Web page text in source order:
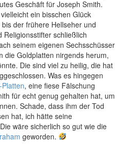
Geschäft für Joseph Smith.
ein bisschen Glück
der frühere Hellseher und
Religionsstifter schließlich
seinem eigenen Sechsschüsser
die Goldplatten nirgends herum,
Die sind viel zu heilig, die hat
Was es hingegen
, eine fiese Fälschung
für echt genug gehalten hat, um
Schade, dass ihm der Tod
hat, ich hätte seine
wäre sicherlich so gut wie die
geworden.